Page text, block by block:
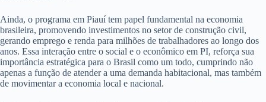
Ainda, o programa em Piauí tem papel fundamental na economia
brasileira, promovendo investimentos no setor de construção civil,
gerando emprego e renda para milhões de trabalhadores ao longo dos
anos. Essa interação entre o social e o econômico em PI, reforça sua
importância estratégica para o Brasil como um todo, cumprindo não
apenas a função de atender a uma demanda habitacional, mas também
de movimentar a economia local e nacional.